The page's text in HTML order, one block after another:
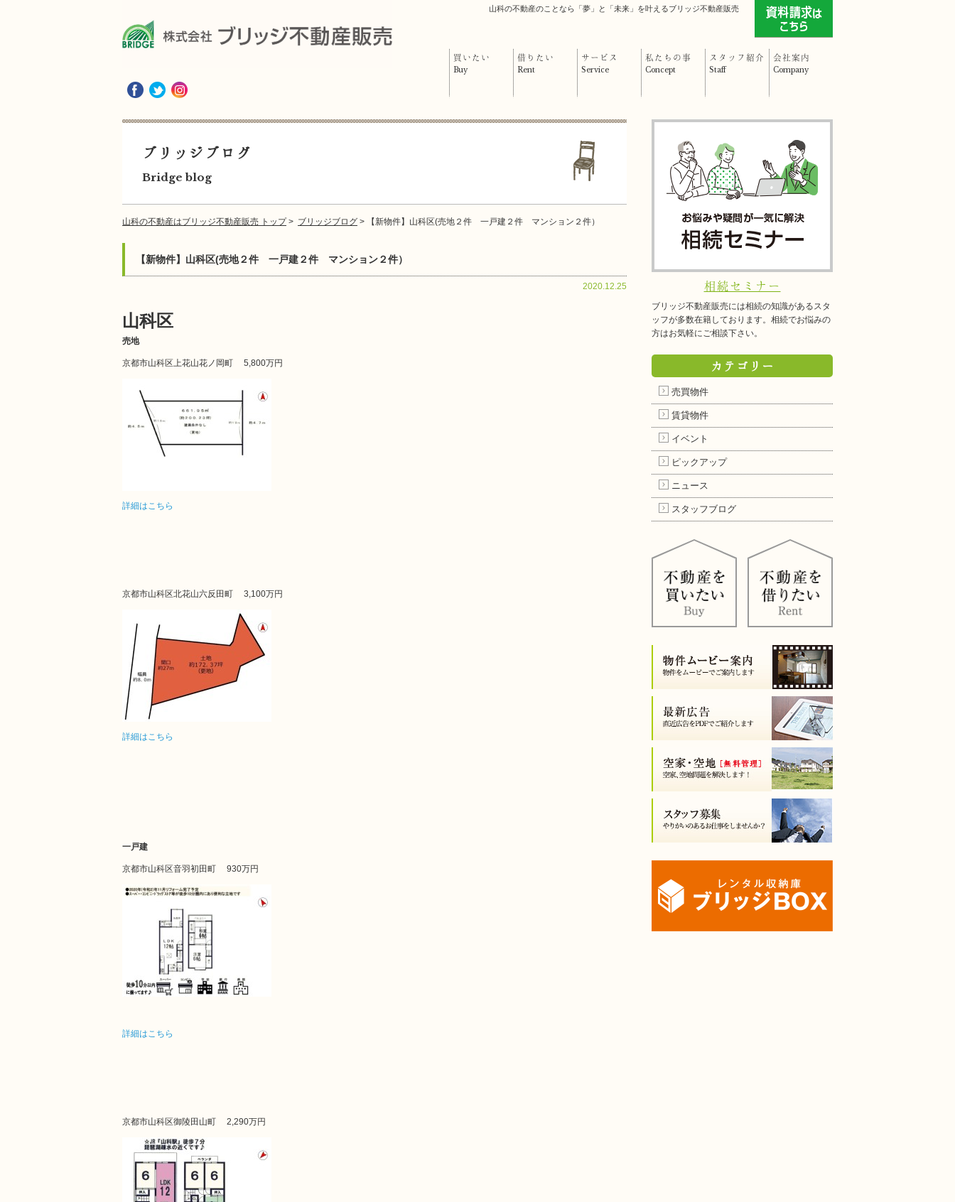
山科の不動産のことなら「夢」と「未来」を叶えるブリッジ不動産販売
買いたい
Buy
借りたい
Rent
サービス
Service
私たちの事
Concept
スタッフ紹介
Staff
会社案内
Company
ブリッジブログ
Bridge blog
山科の不動産はブリッジ不動産販売 トップ> ブリッジブログ > 【新物件】山科区(売地２件 一戸建２件 マンション２件）
【新物件】山科区(売地２件 一戸建２件 マンション２件）
2020.12.25
山科区
売地
京都市山科区上花山花ノ岡町 5,800万円
詳細はこちら
京都市山科区北花山六反田町 3,100万円
詳細はこちら
一戸建
京都市山科区音羽初田町 930万円
詳細はこちら
京都市山科区御陵田山町 2,290万円
相続セミナー
ブリッジ不動産販売には相続の知識があるスタ
ッフが多数在籍しております。相続でお悩みの
方はお気軽にご相談下さい。
カテゴリー
売買物件
賃貸物件
イベント
ピックアップ
ニュース
スタッフブログ